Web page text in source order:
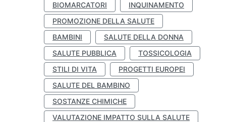
BIOMARCATORI
INQUINAMENTO
PROMOZIONE DELLA SALUTE
BAMBINI
SALUTE DELLA DONNA
SALUTE PUBBLICA
TOSSICOLOGIA
STILI DI VITA
PROGETTI EUROPEI
SALUTE DEL BAMBINO
SOSTANZE CHIMICHE
VALUTAZIONE IMPATTO SULLA SALUTE